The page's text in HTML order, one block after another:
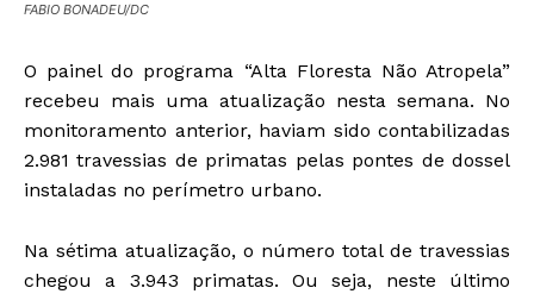
FABIO BONADEU/DC
O painel do programa “Alta Floresta Não Atropela”
recebeu mais uma atualização nesta semana. No
monitoramento anterior, haviam sido contabilizadas
2.981 travessias de primatas pelas pontes de dossel
instaladas no perímetro urbano.
Na sétima atualização, o número total de travessias
chegou a 3.943 primatas. Ou seja, neste último